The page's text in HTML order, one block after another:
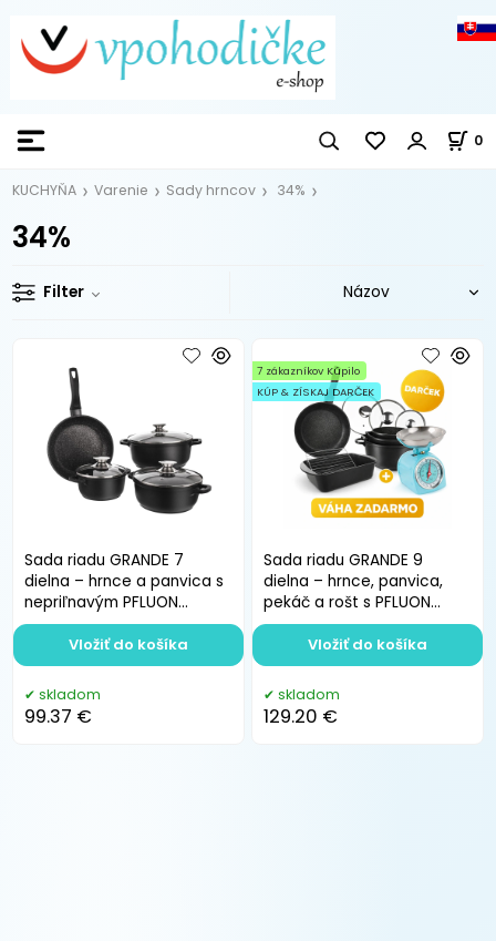
0
KUCHYŇA Varenie Sady hrncov 34%
34%
Filter
Sada riadu GRANDE 7
dielna – hrnce a panvica s
nepriľnavým PFLUON
GRANIT povrchom
skladom
99.37 €
Vložiť do košíka
Sada riadu GRANDE 9
dielna – hrnce, panvica,
pekáč a rošt s PFLUON
GRANIT povrchom
7 zákazníkov Kúpilo
KÚP & ZÍSKAJ DARČEK
skladom
129.20 €
Vložiť do košíka